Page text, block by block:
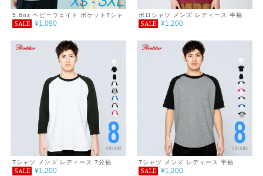
5.6oz ヘビーウェイト ポケットTシャ
ツ 2XL～3XL
SALE ¥1,090
ポロシャツ メンズ レディース 半袖
5.8オンス T/Cポロシャツ(ポケット無
SALE ¥1,200
Tシャツ メンズ レディース 7分袖
5.6oz ヘビーウェイトベースボールT
SALE ¥1,200
Tシャツ メンズ レディース 半袖
5.6oz ヘビーウェイトラグランTシャ
SALE ¥1,200